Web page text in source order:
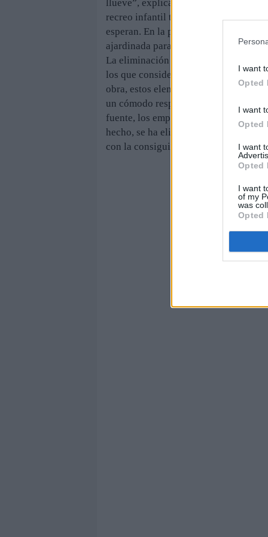
I want
Opted
I want
Opted
I want
Opted
I want
of my
was
Opted
llueve”, explican los profesionales. El
recreo infantil también está
esperan. En la parte más cercana al
ajardinada para las mascotas.
La eliminación de las piedras pulidas
los que consideran que no se ha
obra, estos elementos no tenían
un cómodo respaldo bajo la sombra
fuente, los empleados trabajan en la
hecho, se ha eliminado parte de la
con la consiguiente ganancia de